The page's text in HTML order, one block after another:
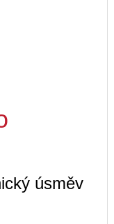
úsměv